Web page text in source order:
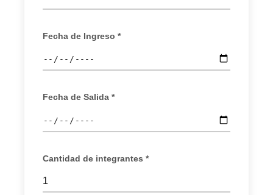
Fecha de Ingreso *
Fecha de Salida *
Cantidad de integrantes *